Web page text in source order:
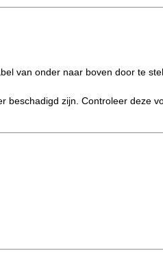
van onder naar boven door te
beschadigd zijn. Controleer deze